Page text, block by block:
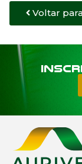
Voltar